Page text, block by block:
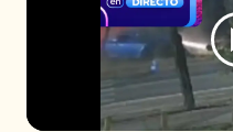
Contigo en Directo
Plan Perfecto
El Tiempo
Sabingo